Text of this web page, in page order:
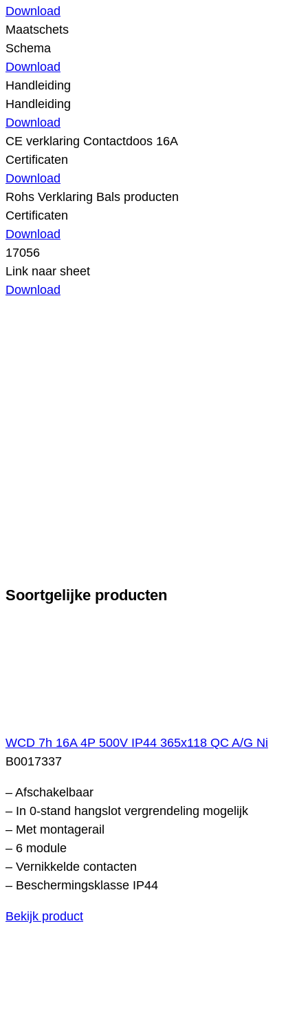
Download
Maatschets
Schema
Download
Handleiding
Handleiding
Download
CE verklaring Contactdoos 16A
Certificaten
Download
Rohs Verklaring Bals producten
Certificaten
Download
17056
Link naar sheet
Download
Soortgelijke producten
WCD 7h 16A 4P 500V IP44 365x118 QC A/G Ni
B0017337
– Afschakelbaar
– In 0-stand hangslot vergrendeling mogelijk
– Met montagerail
– 6 module
– Vernikkelde contacten
– Beschermingsklasse IP44
Bekijk product